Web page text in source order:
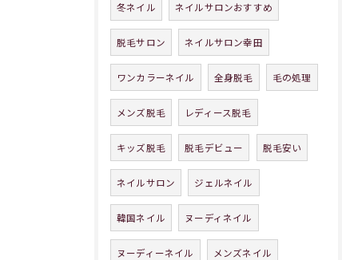
冬ネイル ネイルサロンおすすめ
脱毛サロン ネイルサロン幸田
ワンカラーネイル 全身脱毛 毛の処理
メンズ脱毛 レディース脱毛
キッズ脱毛 脱毛デビュー 脱毛安い
ネイルサロン ジェルネイル
韓国ネイル ヌーディネイル
ヌーディーネイル メンズネイル